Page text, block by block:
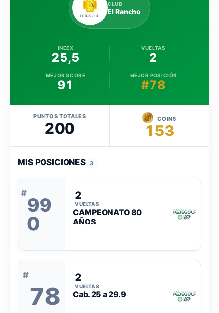
CLUB
El Rancho
INDEX
25,5
VUELTAS
2
MEJOR SCORE
91
MEJOR POSICIÓN
#78
PUNTOS TOTALES
200
COINS
153
MIS POSICIONES 3
#
99
0
CAMPEONATO 80
AÑOS
2
VUELTAS
#
78 Cab. 25 a 29.9
2
VUELTAS